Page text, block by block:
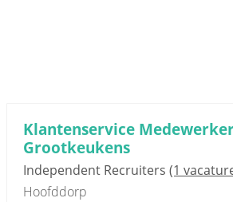
Klantenservice
Grootkeukens
Independent Recruiters (1
Hoofddorp